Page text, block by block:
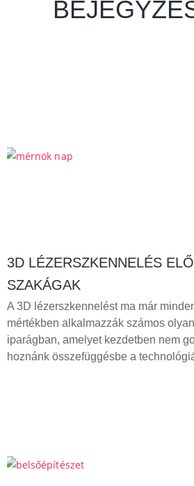
3D LÉZERSZKENNELÉS
SZAKÁGAK
A 3D lézerszkennelést ma már
mértékben alkalmazzák számos
iparágban, amelyet kezdetben nem
hoznánk összefüggésbe a